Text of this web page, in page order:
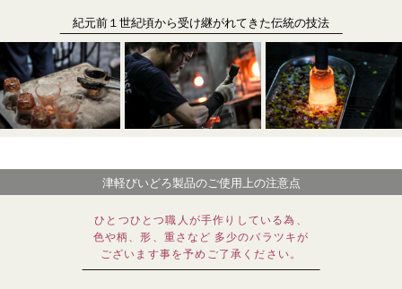
紀元前１世紀頃から受け継がれてきた伝統の技法
津軽びいどろ製品のご使用上の注意点
ひとつひとつ職人が手作りしている為、
色や柄、形、重さなど 多少のバラツキが
ございます事を予めご了承ください。